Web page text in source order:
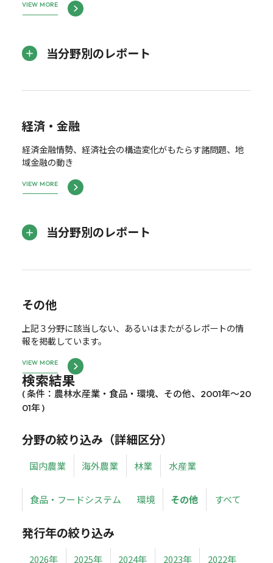
VIEW MORE
当分野別のレポート
経済・金融
経済金融情勢、経済社会の構造変化がもたらす諸問題、地
域金融の動き
VIEW MORE
当分野別のレポート
その他
上記３分野に該当しない、あるいはまたがるレポートの情
報を掲載しています。
VIEW MORE
検索結果
( 条件：農林水産業・食品・環境、その他、2001年～20
01年 )
分野の絞り込み（詳細区分）
国内農業 海外農業 林業 水産業
食品・フードシステム 環境 その他 すべて
発行年の絞り込み
2026年 2025年 2024年 2023年 2022年